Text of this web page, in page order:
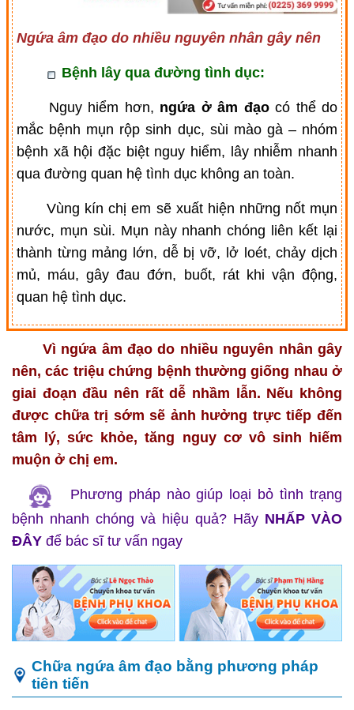
Ngứa âm đạo do nhiều nguyên nhân gây nên
Bệnh lây qua đường tình dục:
Nguy hiểm hơn, ngứa ở âm đạocó thể do
mắc bệnh mụn rộp sinh dục, sùi mào gà – nhóm
bệnh xã hội đặc biệt nguy hiểm, lây nhiễm nhanh
qua đường quan hệ tình dục không an toàn.
Vùng kín chị em sẽ xuất hiện những nốt mụn
nước, mụn sùi. Mụn này nhanh chóng liên kết lại
thành từng mảng lớn, dễ bị vỡ, lở loét, chảy dịch
mủ, máu, gây đau đớn, buốt, rát khi vận động,
quan hệ tình dục.
Vì ngứa âm đạo do nhiều nguyên nhân gây
nên, các triệu chứng bệnh thường giống nhau ở
giai đoạn đầu nên rất dễ nhầm lẫn. Nếu không
được chữa trị sớm sẽ ảnh hưởng trực tiếp đến
tâm lý, sức khỏe, tăng nguy cơ vô sinh hiếm
muộn ở chị em.
Phương pháp nào giúp loại bỏ tình trạng
bệnh nhanh chóng và hiệu quả? Hãy NHẤP VÀO
ĐÂY để bác sĩ tư vấn ngay
Chữa ngứa âm đạo bằng phương pháp
tiên tiến